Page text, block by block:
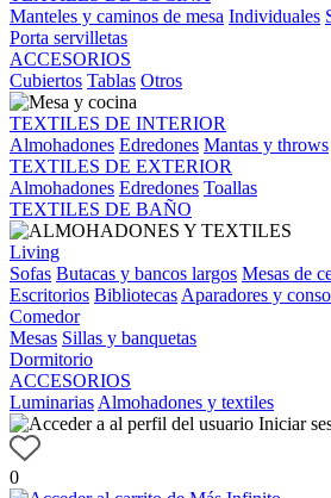
Manteles y caminos de mesa Individuales
Porta servilletas
ACCESORIOS
Cubiertos Tablas Otros
TEXTILES DE INTERIOR
Almohadones Edredones Mantas y throws
TEXTILES DE EXTERIOR
Almohadones Edredones Toallas
TEXTILES DE BAÑO
Living
Sofas Butacas y bancos largos Mesas de
Escritorios Bibliotecas Aparadores y
Comedor
Mesas Sillas y banquetas
Dormitorio
ACCESORIOS
Luminarias Almohadones y textiles
Iniciar
0